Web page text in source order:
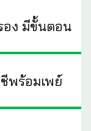
อง มีขั้นตอน
พร้อมเพย์